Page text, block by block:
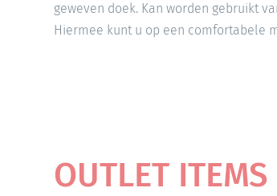
geweven doek. Kan worden gebruikt
Hiermee kunt u op een comfortabele
OUTLET ITEMS